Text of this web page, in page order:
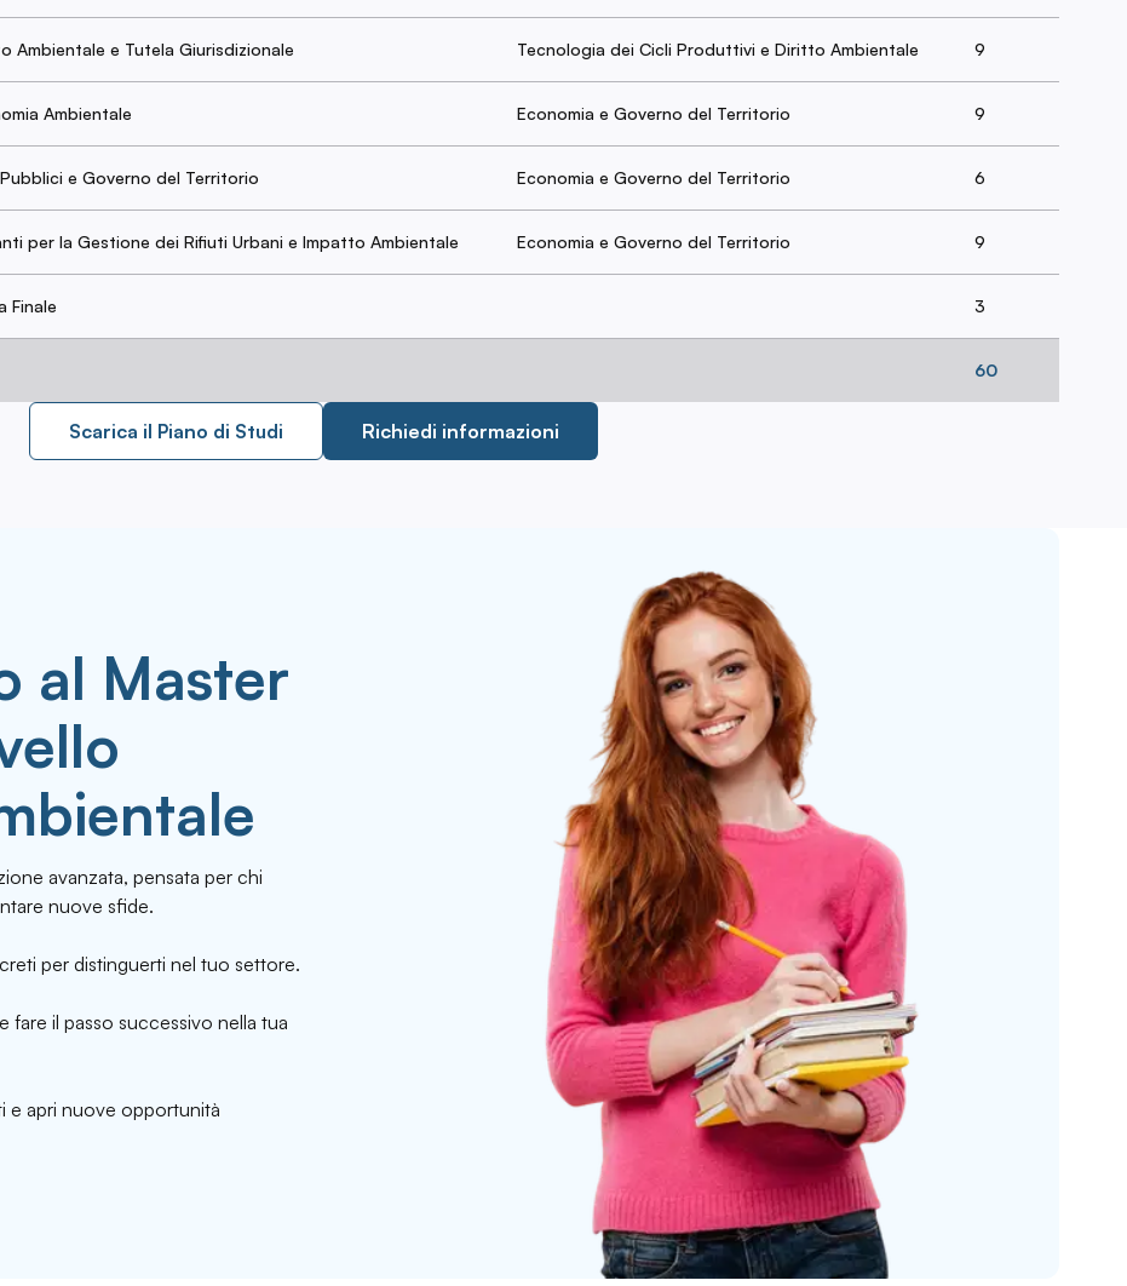
Ambientale e Tutela Giurisdizionale Tecnologia dei Cicli Produttivi e Diritto Ambientale 9
Ambientale Economia e Governo del Territorio 9
e Governo del Territorio Economia e Governo del Territorio 6
per la Gestione dei Rifiuti Urbani e Impatto Ambientale Economia e Governo del Territorio 9
Finale 3
60
Scarica il Piano di Studi Richiedi informazioni
al Master
avanzata, pensata per chi
nuove sfide.
per distinguerti nel tuo settore.
il passo successivo nella tua
e apri nuove opportunità